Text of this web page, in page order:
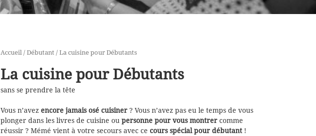
Accueil/ Débutant / La cuisine pour Débutants
La cuisine pour Débutants
sans se prendre la tête
Vous n’avez encore jamais osé cuisiner? Vous n’avez pas eu le temps de vous
plonger dans les livres de cuisine ou personne pour vous montrercomme
réussir ? Mémé vient à votre secours avec ce cours spécial pour débutant!